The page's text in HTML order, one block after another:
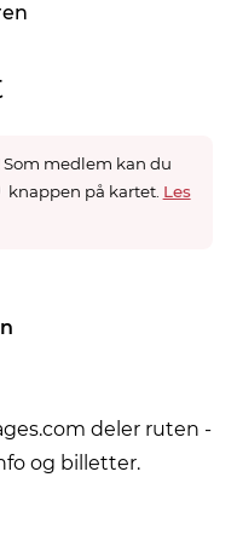
medlem kan du
knappen på kartet. Les
deler ruten -
og billetter.